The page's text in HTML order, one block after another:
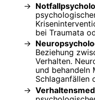
bei Traumata
Beziehung
Verhalten.
und behandeln
Schlaganfällen